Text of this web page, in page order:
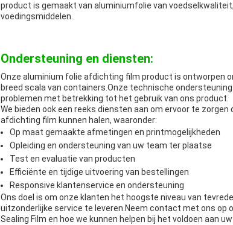
product is gemaakt van aluminiumfolie van
voedingsmiddelen.
Ondersteuning en diensten:
Onze aluminium folie afdichting film product is ontworpen
breed scala van containers.Onze technische
problemen met betrekking tot het gebruik van ons product.
We bieden ook een reeks diensten aan om ervoor te
afdichting film kunnen halen, waaronder:
Op maat gemaakte afmetingen en printmogelijkheden
Opleiding en ondersteuning van uw team ter plaatse
Test en evaluatie van producten
Efficiënte en tijdige uitvoering van bestellingen
Responsive klantenservice en ondersteuning
Ons doel is om onze klanten het hoogste niveau van
uitzonderlijke service te leveren.Neem contact met ons op
Sealing Film en hoe we kunnen helpen bij het voldoen aan